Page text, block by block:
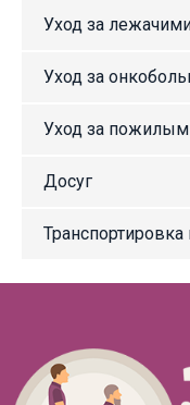
Уход за
Уход за
Уход за
Досуг
Транспортировка